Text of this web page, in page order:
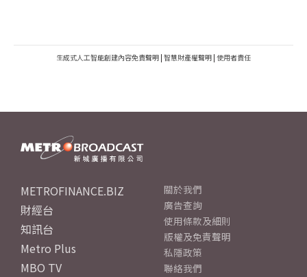
生成式人工智能創建內容免責聲明 | 智慧財產權聲明 | 使用者責任
METROFINANCE.BIZ
財經台
知訊台
Metro Plus
MBO TV
關於我們
廣告查詢
使用條款及細則
版權及免責聲明
私隱政策
聯絡我們